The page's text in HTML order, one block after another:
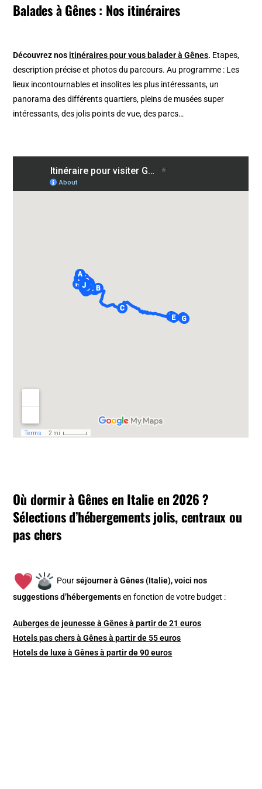
Balades à Gênes : Nos itinéraires
Découvrez nos itinéraires pour vous balader à Gênes. Etapes,
description précise et photos du parcours. Au programme : Les
lieux incontournables et insolites les plus intéressants, un
panorama des différents quartiers, pleins de musées super
intéressants, des jolis points de vue, des parcs…
Où dormir à Gênes en Italie en 2026 ?
Sélections d’hébergements jolis, centraux ou
pas chers
Pourséjourner à Gênes (Italie), voici nos
suggestions d’hébergements en fonction de votre budget :
Auberges de jeunesse à Gênes à partir de 21 euros
Hotels pas chers à Gênes à partir de 55 euros
Hotels de luxe à Gênes à partir de 90 euros